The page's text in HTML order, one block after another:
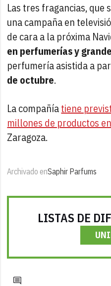
Las tres fragancias, que
una campaña en
de cara a la próxima
en perfumerías y
perfumería asistida a
de octubre.
La compañíatiene
millones de productos
Zaragoza.
Archivado enSaphir Parfums
LISTAS DE